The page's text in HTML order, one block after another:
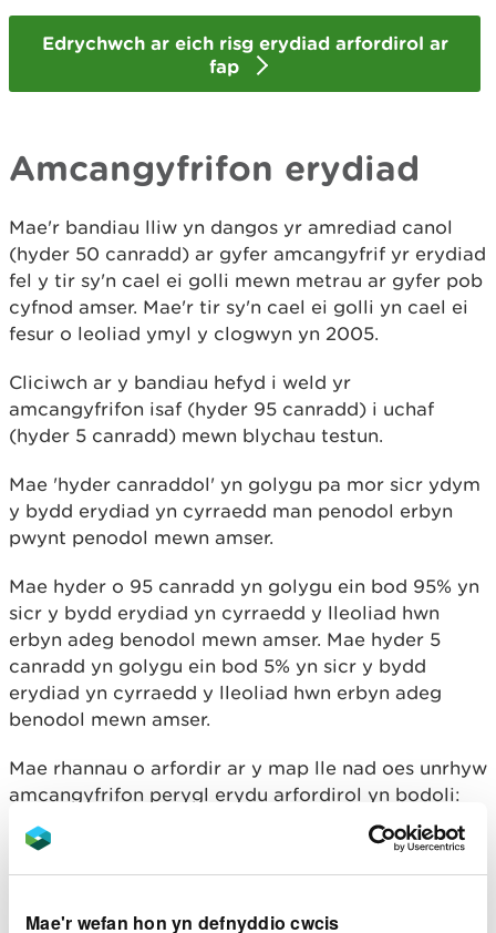
Mae'r wefan hon yn defnyddio cwcis
Edrychwch ar eich risg erydiad arfordirol ar
fap
Amcangyfrifon erydiad
Mae'r bandiau lliw yn dangos yr amrediad canol
(hyder 50 canradd) ar gyfer amcangyfrif yr erydiad
fel y tir sy'n cael ei golli mewn metrau ar gyfer pob
cyfnod amser. Mae'r tir sy'n cael ei golli yn cael ei
fesur o leoliad ymyl y clogwyn yn 2005.
Cliciwch ar y bandiau hefyd i weld yr
amcangyfrifon isaf (hyder 95 canradd) i uchaf
(hyder 5 canradd) mewn blychau testun.
Mae 'hyder canraddol' yn golygu pa mor sicr ydym
y bydd erydiad yn cyrraedd man penodol erbyn
pwynt penodol mewn amser.
Mae hyder o 95 canradd yn golygu ein bod 95% yn
sicr y bydd erydiad yn cyrraedd y lleoliad hwn
erbyn adeg benodol mewn amser. Mae hyder 5
canradd yn golygu ein bod 5% yn sicr y bydd
erydiad yn cyrraedd y lleoliad hwn erbyn adeg
benodol mewn amser.
Mae rhannau o arfordir ar y map lle nad oes unrhyw
amcangyfrifon perygl erydu arfordirol yn bodoli:
yn gyffredinol, nid ydym yn cynnwys manylion